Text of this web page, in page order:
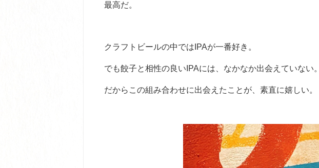
最高だ。
クラフトビールの中ではIPAが一番好き。
でも餃子と相性の良いIPAには、なかなか出会えていない。
だからこの組み合わせに出会えたことが、素直に嬉しい。